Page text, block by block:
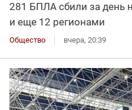
281 БПЛА сбили за день
и еще 12 регионами
Общество вчера, 20:39